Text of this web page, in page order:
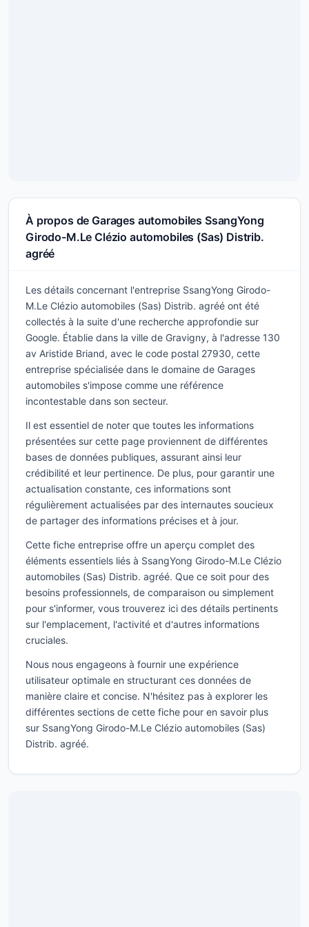
À propos de Garages automobiles SsangYong
Girodo-M.Le Clézio automobiles (Sas) Distrib.
agréé
Les détails concernant l'entreprise SsangYong Girodo-
M.Le Clézio automobiles (Sas) Distrib. agréé ont été
collectés à la suite d'une recherche approfondie sur
Google. Établie dans la ville de Gravigny, à l'adresse 130
av Aristide Briand, avec le code postal 27930, cette
entreprise spécialisée dans le domaine de Garages
automobiles s'impose comme une référence
incontestable dans son secteur.
Il est essentiel de noter que toutes les informations
présentées sur cette page proviennent de différentes
bases de données publiques, assurant ainsi leur
crédibilité et leur pertinence. De plus, pour garantir une
actualisation constante, ces informations sont
régulièrement actualisées par des internautes soucieux
de partager des informations précises et à jour.
Cette fiche entreprise offre un aperçu complet des
éléments essentiels liés à SsangYong Girodo-M.Le Clézio
automobiles (Sas) Distrib. agréé. Que ce soit pour des
besoins professionnels, de comparaison ou simplement
pour s'informer, vous trouverez ici des détails pertinents
sur l'emplacement, l'activité et d'autres informations
cruciales.
Nous nous engageons à fournir une expérience
utilisateur optimale en structurant ces données de
manière claire et concise. N'hésitez pas à explorer les
différentes sections de cette fiche pour en savoir plus
sur SsangYong Girodo-M.Le Clézio automobiles (Sas)
Distrib. agréé.